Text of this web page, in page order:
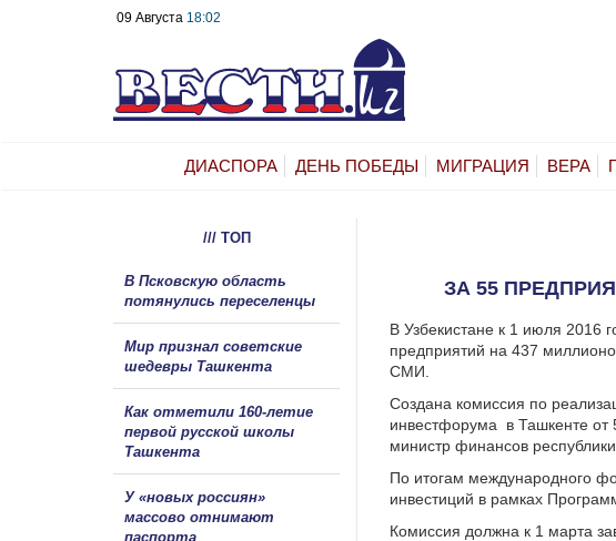
09 Августа 18:02
ДИАСПОРА ДЕНЬ ПОБЕДЫ МИГРАЦИЯ ВЕРА
ЗА 55
В Узбекистане к 1 июля 2016
предприятий на 437
СМИ.
Создана комиссия по
инвестфорума в Ташкенте от
министр финансов
По итогам международного
инвестиций в рамках
Комиссия должна к 1 марта
/// ТОП
В Псковскую область
потянулись переселенцы
Мир признал советские
шедевры Ташкента
Как отметили 160-летие
первой русской школы
Ташкента
У «новых россиян»
массово отнимают
паспорта